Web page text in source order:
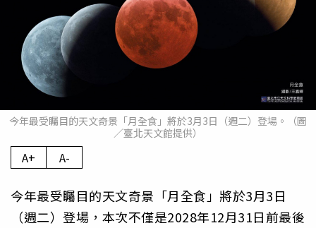
今年最受矚目的天文奇景「月全食」將於3月3日（週二）登場。（圖
／臺北天文館提供）
A+ A-
今年最受矚目的天文奇景「月全食」將於3月3日
（週二）登場，本次不僅是2028年12月31日前最後